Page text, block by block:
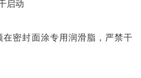
启动
密封面涂专用润滑脂，严禁干